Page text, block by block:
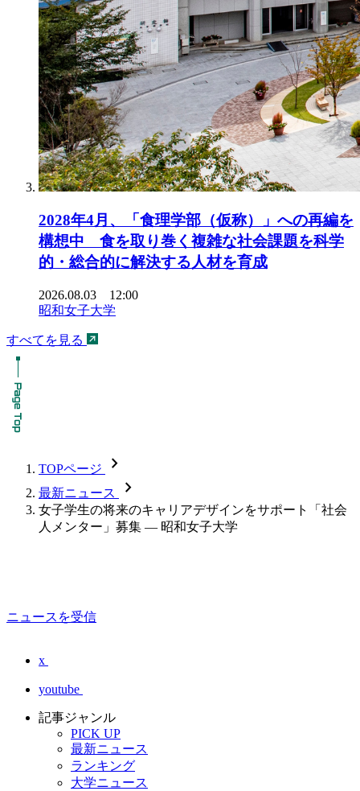
2028年4月、「食理学部（仮称）」への再編を
構想中 食を取り巻く複雑な社会課題を科学
的・総合的に解決する人材を育成
2026.08.03 12:00
昭和女子大学
すべてを見る
TOPページ chevron_forward
最新ニュース chevron_forward
女子学生の将来のキャリアデザインをサポート「社会
人メンター」募集 — 昭和女子大学
ニュースを受信
x
youtube
記事ジャンル
PICK UP
最新ニュース
ランキング
大学ニュース